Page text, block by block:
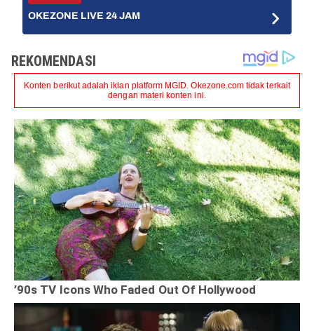
OKEZONE LIVE 24 JAM